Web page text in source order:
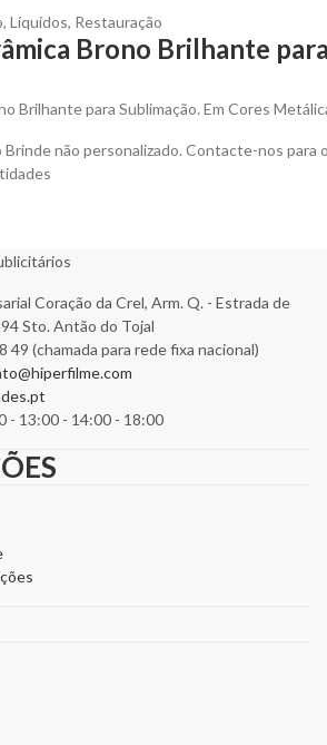
, Líquidos, Restauração
Brono Brilhante
Brilhante para Sublimação. Em Cores
não personalizado. Contacte-nos para
Coração da Crel, Arm. Q. - Estrada de
Sto. Antão do Tojal
49 (chamada para rede fixa nacional)
- 13:00 - 14:00 - 18:00